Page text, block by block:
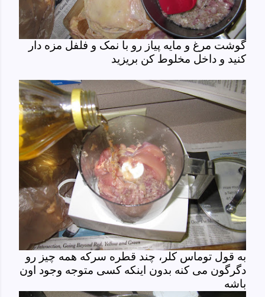
گوشت مرغ و مایه پیاز رو با نمک و فلفل مزه دار
کنید و داخل مخلوط کن بریزید
به قول توماس کلر، چند قطره سرکه همه چیز رو
دگرگون می کنه بدون اینکه کسی متوجه وجود اون
باشه